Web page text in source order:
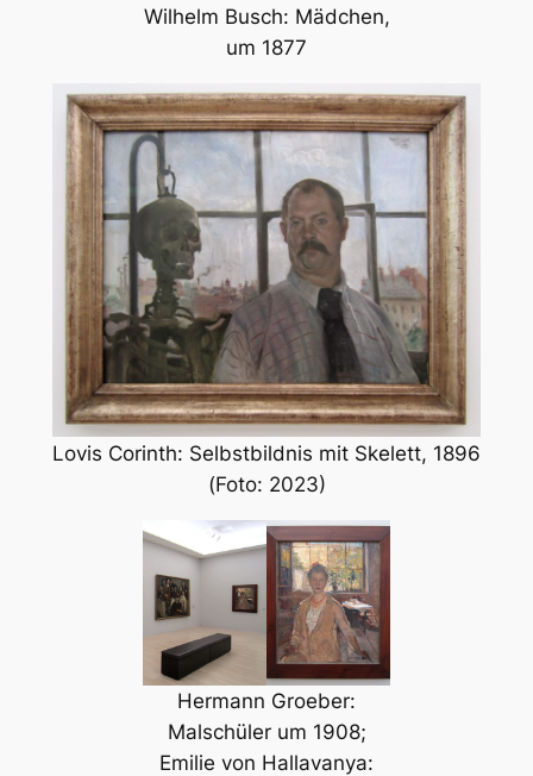
Wilhelm Busch: Mädchen,
um 1877
Lovis Corinth: Selbstbildnis mit Skelett, 1896
(Foto: 2023)
Hermann Groeber:
Malschüler um 1908;
Emilie von Hallavanya: